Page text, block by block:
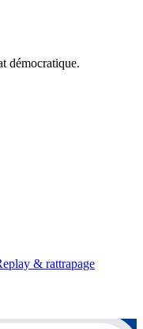
démocratique.
& rattrapage